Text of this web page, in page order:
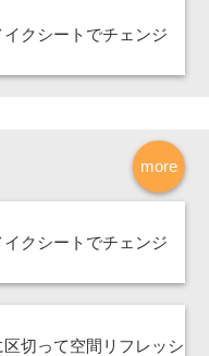
クシートでチェンジ
more
クシートでチェンジ
切って空間リフレッシ